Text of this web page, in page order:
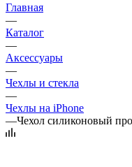
Главная
—
Каталог
—
Аксессуары
—
Чехлы и стекла
—
Чехлы на iPhone
—Чехол силиконовый